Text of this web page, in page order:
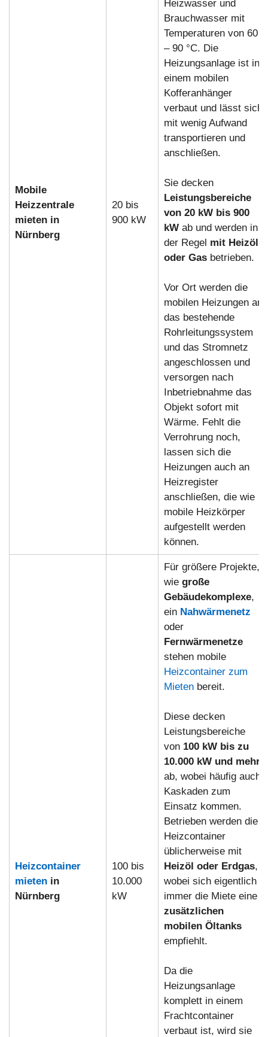
Mobile
Heizzentrale
mieten in
Nürnberg
20 bis
900 kW
Heizwasser und
Brauchwasser mit
Temperaturen von 60
– 90 °C. Die
Heizungsanlage ist in
einem mobilen
Kofferanhänger
verbaut und lässt sich
mit wenig Aufwand
transportieren und
anschließen.
Sie decken
Leistungsbereiche
von 20 kW bis 900
kWab und werden in
der Regel mit Heizöl
oder Gasbetrieben.
Vor Ort werden die
mobilen Heizungen an
das bestehende
Rohrleitungssystem
und das Stromnetz
angeschlossen und
versorgen nach
Inbetriebnahme das
Objekt sofort mit
Wärme. Fehlt die
Verrohrung noch,
lassen sich die
Heizungen auch an
Heizregister
anschließen, die wie
mobile Heizkörper
aufgestellt werden
können.
Heizcontainer
mietenin
Nürnberg
100 bis
10.000
kW
Für größere Projekte,
wie große
Gebäudekomplexe,
ein Nahwärmenetz
oder
Fernwärmenetze
stehen mobile
Heizcontainer zum
Mietenbereit.
Diese decken
Leistungsbereiche
von 100 kW bis zu
10.000 kW und mehr
ab, wobei häufig auch
Kaskaden zum
Einsatz kommen.
Betrieben werden die
Heizcontainer
üblicherweise mit
Heizöl oder Erdgas,
wobei sich eigentlich
immer die Miete eine
zusätzlichen
mobilen Öltanks
empfiehlt.
Da die
Heizungsanlage
komplett in einem
Frachtcontainer
verbaut ist, wird sie